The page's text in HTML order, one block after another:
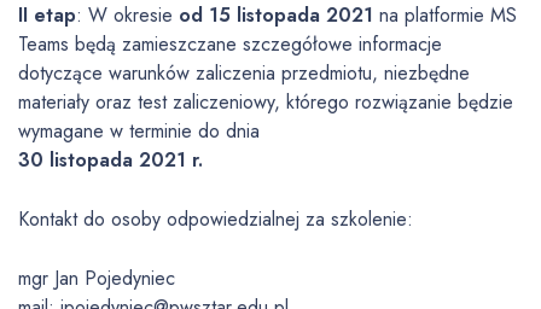
II etap: W okresie od 15 listopada 2021 na platformie MS
Teams będą zamieszczane szczegółowe informacje
dotyczące warunków zaliczenia przedmiotu, niezbędne
materiały oraz test zaliczeniowy, którego rozwiązanie będzie
wymagane w terminie do dnia
30 listopada 2021 r.
Kontakt do osoby odpowiedzialnej za szkolenie:
mgr Jan Pojedyniec